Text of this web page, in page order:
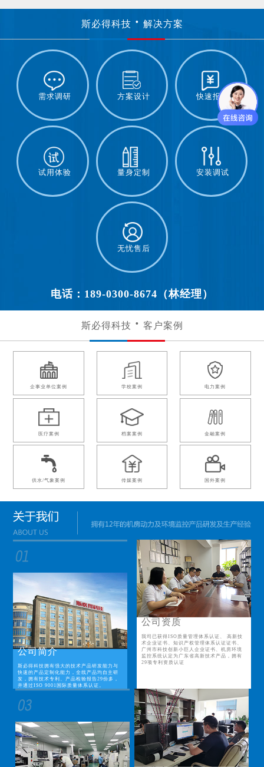
斯必得科技 解决方案
需求调研 方案设计 快速报价
试用体验 量身定制 安装调试
无忧售后
电话：189-0300-8674（林经理）
斯必得科技 客户案例
企事业单位案例 学校案例 电力案例
医疗案例 档案案例 金融案例
供水/气象案例 传媒案例 国外案例
公司简介
斯必得科技拥有强大的技术产品研发能力与
快速的产品定制化能力，全线产品均自主研
发，拥有技术专利、产品检验报告29份多，
并通过ISO 9001国际质量体系认证。
公司资质
我司已获得ISO质量管理体系认证、 高新技
术企业证书、知识产权管理体系认证证书、
广州市科技创新小巨人企业证书、机房环境
监控系统认定为广东省高新技术产品，拥有
29项专利资质认证